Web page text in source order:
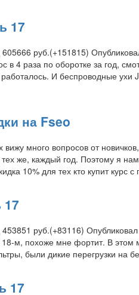
17
руб.(+151815)
в 4 раза по оборотке за год,
И беспроводные ухи
на Fseo
вижу много вопросов от
же, каждый год. Поэтому я
10% для тех кто купит курс
17
руб.(+83116)
18-м, похоже мне фортит. В
были дикие перегрузки на
17